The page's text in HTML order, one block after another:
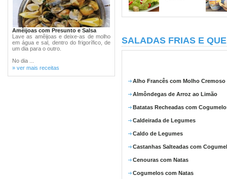
Amêijoas com Presunto e Salsa
Lave as amêijoas e deixe-as de molho
em água e sal, dentro do frigorífico, de
um dia para o outro.
No dia ...
» ver mais receitas
SALADAS FRIAS E
Alho Francês com Molho Cremoso
Almôndegas de Arroz ao Limão
Batatas Recheadas com
Caldeirada de Legumes
Caldo de Legumes
Castanhas Salteadas com
Cenouras com Natas
Cogumelos com Natas